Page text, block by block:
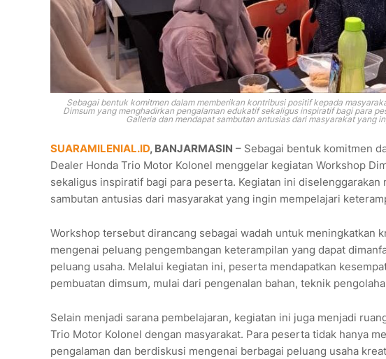
Sebagai bentuk komitmen dalam memberikan kontribusi positif kepada
Dimsum yang menghadirkan pengalaman edukatif sekaligus inspiratif bagi para
Galleria dan mendapat sambutan antusias dari masyarakat yang
SUARAMILENIAL.ID, BANJARMASIN – Sebagai bentuk komitmen
Dealer Honda Trio Motor Kolonel menggelar kegiatan Workshop
sekaligus inspiratif bagi para peserta. Kegiatan ini
sambutan antusias dari masyarakat yang ingin mempelajari
Workshop tersebut dirancang sebagai wadah untuk meningkatkan
mengenai peluang pengembangan keterampilan yang dapat
peluang usaha. Melalui kegiatan ini, peserta mendapatkan
pembuatan dimsum, mulai dari pengenalan bahan, teknik
Selain menjadi sarana pembelajaran, kegiatan ini juga menjadi
Trio Motor Kolonel dengan masyarakat. Para peserta tidak hanya
pengalaman dan berdiskusi mengenai berbagai peluang usaha